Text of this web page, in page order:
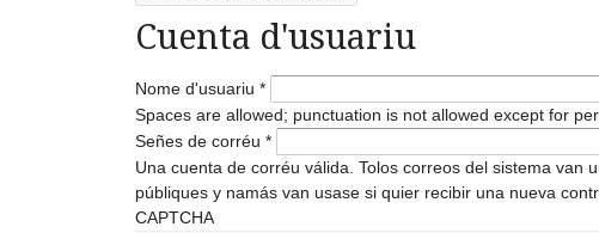
Cuenta d'usuariu
Nome d'usuariu *
Spaces are allowed; punctuation is not allowed except for
Señes de corréu *
Una cuenta de corréu válida. Tolos correos del sistema van
públiques y namás van usase si quier recibir una nueva
CAPTCHA